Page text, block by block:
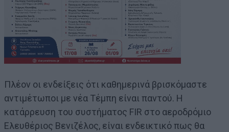
Πλέον οι ενδείξεις ότι καθημερινά βρισκόμαστε
αντιμέτωποι με νέα Τέμπη είναι παντού. Η
κατάρρευση του συστήματος FIR στο αεροδρόμιο
Ελευθέριος Βενιζέλος, είναι ενδεικτικό πως θα